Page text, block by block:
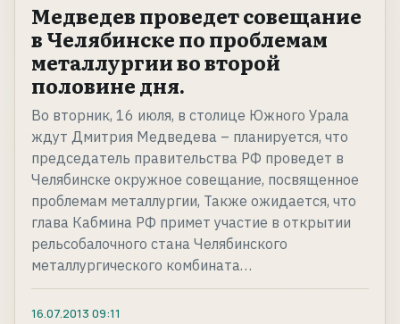
Медведев проведет совещание
в Челябинске по проблемам
металлургии во второй
половине дня.
Во вторник, 16 июля, в столице Южного Урала
ждут Дмитрия Медведева – планируется, что
председатель правительства РФ проведет в
Челябинске окружное совещание, посвященное
проблемам металлургии, Также ожидается, что
глава Кабмина РФ примет участие в открытии
рельсобалочного стана Челябинского
металлургического комбината…
16.07.2013 09:11